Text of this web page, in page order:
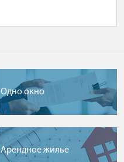
Одно окно
Арендное жилье